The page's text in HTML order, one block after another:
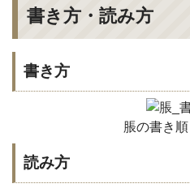
書き方・読み方
書き方
脹の書き順
読み方